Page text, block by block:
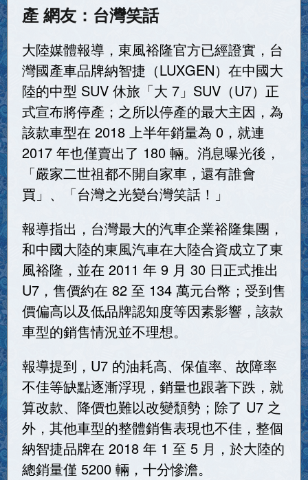
產 網友：台灣笑話
大陸媒體報導，東風裕隆官方已經證實，台
灣國產車品牌納智捷（LUXGEN）在中國大
陸的中型 SUV 休旅「大 7」SUV（U7）正
式宣布將停產；之所以停產的最大主因，為
該款車型在 2018 上半年銷量為 0，就連
2017 年也僅賣出了 180 輛。消息曝光後，
「嚴家二世祖都不開自家車，還有誰會
買」、「台灣之光變台灣笑話！」
報導指出，台灣最大的汽車企業裕隆集團，
和中國大陸的東風汽車在大陸合資成立了東
風裕隆，並在 2011 年 9 月 30 日正式推出
U7，售價約在 82 至 134 萬元台幣；受到售
價偏高以及低品牌認知度等因素影響，該款
車型的銷售情況並不理想。
報導提到，U7 的油耗高、保值率、故障率
不佳等缺點逐漸浮現，銷量也跟著下跌，就
算改款、降價也難以改變頹勢；除了 U7 之
外，其他車型的整體銷售表現也不佳，整個
納智捷品牌在 2018 年 1 至 5 月，於大陸的
總銷量僅 5200 輛，十分慘澹。